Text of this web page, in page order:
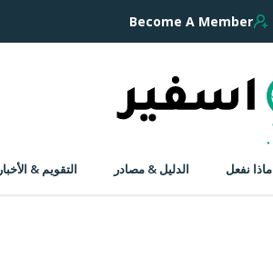
Become A Member
ماذا نفعل الدليل & مصادر التقويم & الأخبار